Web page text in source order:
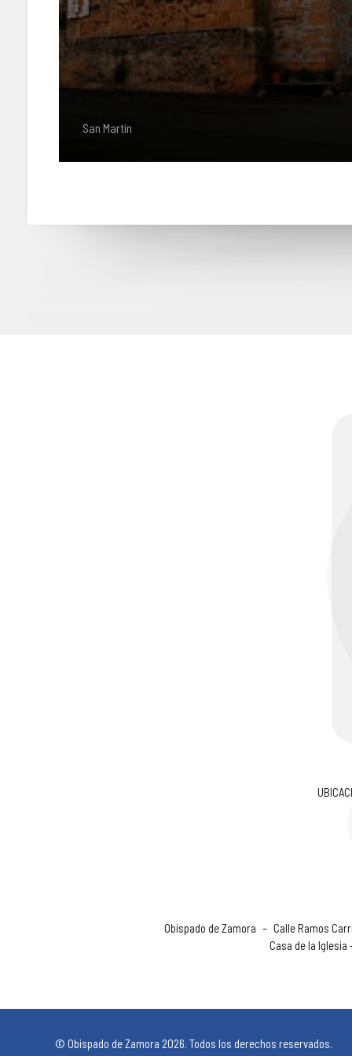
San Martín
Obispado de Zamora – Calle Ramos
Casa de la Iglesia
© Obispado de Zamora 2026. Todos los derechos reservados.